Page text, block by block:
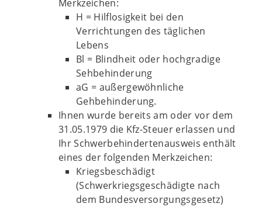
Merkzeichen:
H = Hilflosigkeit bei den
Verrichtungen des täglichen
Lebens
Bl = Blindheit oder hochgradige
Sehbehinderung
aG = außergewöhnliche
Gehbehinderung.
Ihnen wurde bereits am oder vor dem
31.05.1979 die Kfz-Steuer erlassen und
Ihr Schwerbehindertenausweis enthält
eines der folgenden Merkzeichen:
Kriegsbeschädigt
(Schwerkriegsgeschädigte nach
dem Bundesversorgungsgesetz)